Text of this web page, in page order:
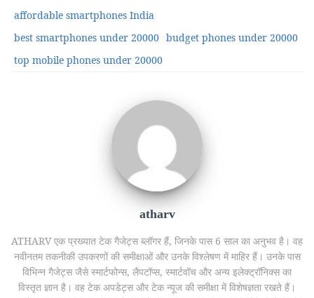
affordable smartphones India
best smartphones under 20000 budget phones under 20000
top mobile phones under 20000
atharv
ATHARV एक प्रख्यात टेक गैजेट्स ब्लॉगर हैं, जिनके पास 6 साल का अनुभव है। वह
नवीनतम तकनीकी उपकरणों की समीक्षाओं और उनके विश्लेषण में माहिर हैं। उनके पास
विभिन्न गैजेट्स जैसे स्मार्टफोन्स, लैपटॉप्स, स्मार्टवॉच और अन्य इलेक्ट्रॉनिक्स का
विस्तृत ज्ञान है। वह टेक अपडेट्स और टेक न्यूज की समीक्षा में विशेषज्ञता रखते हैं।